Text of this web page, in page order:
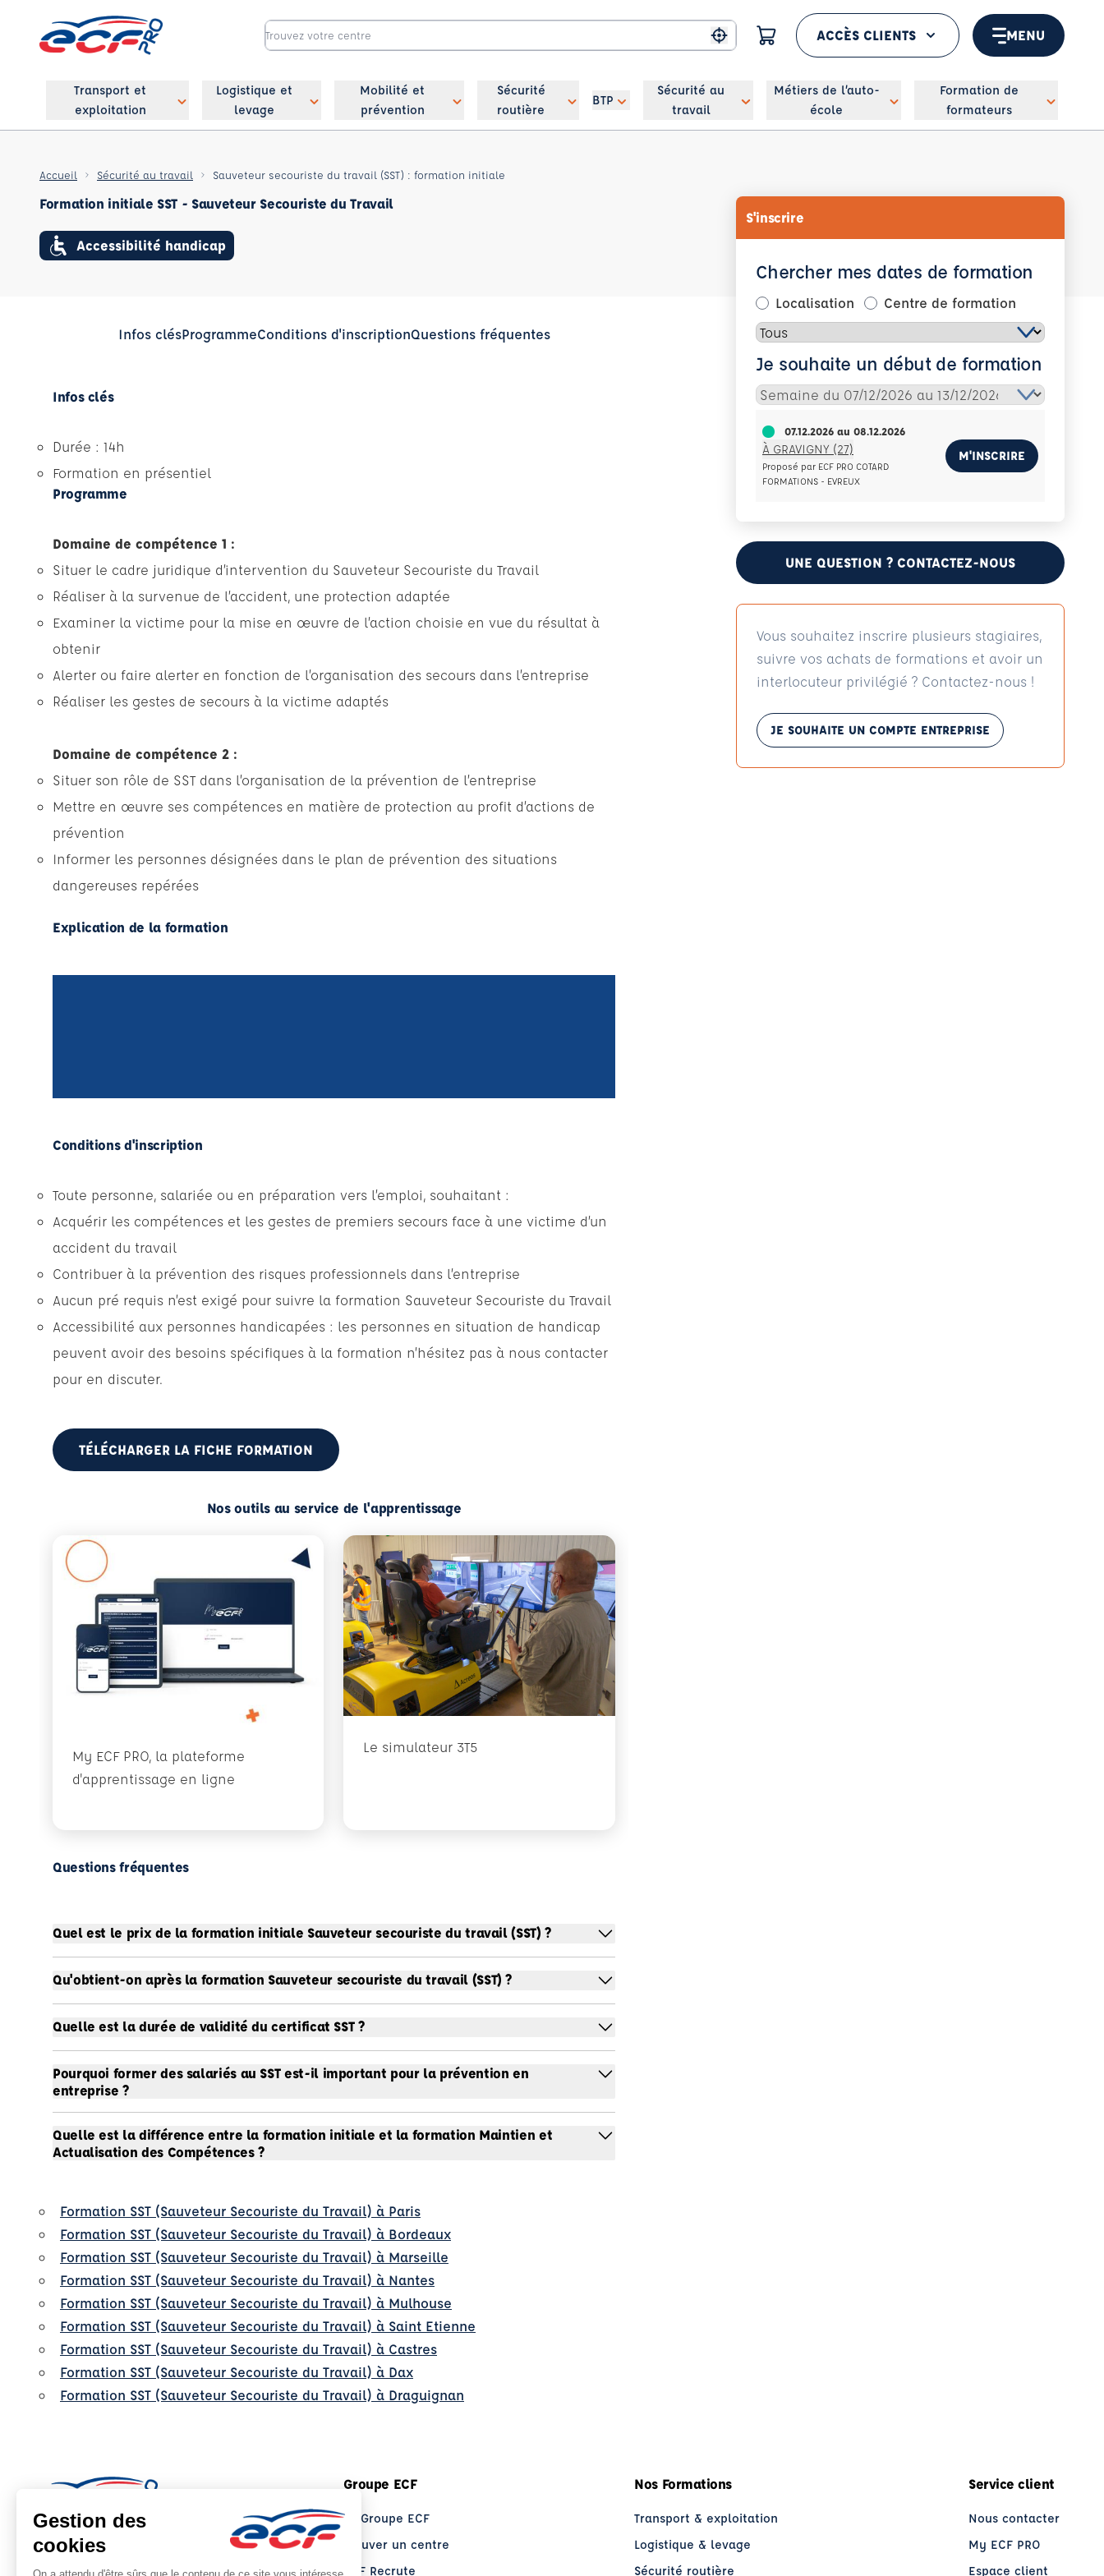
Me géolocaliser
ACCÈS CLIENTS MENU
Transport et
exploitation
Logistique et
levage
Mobilité et
prévention
Sécurité
routière
BTP
Sécurité au
travail
Métiers de l’auto-
école
Formation de
formateurs
Accueil Sécurité au travail Sauveteur secouriste du travail (SST) : formation initiale
Formation initiale SST - Sauveteur Secouriste du Travail
Accessibilité handicap
Infos clésProgrammeConditions d'inscriptionQuestions fréquentes
Infos clés
Durée : 14h
Formation en présentiel
Programme
Domaine de compétence 1 :
Situer le cadre juridique d’intervention du Sauveteur Secouriste du Travail
Réaliser à la survenue de l’accident, une protection adaptée
Examiner la victime pour la mise en œuvre de l’action choisie en vue du résultat à
obtenir
Alerter ou faire alerter en fonction de l’organisation des secours dans l’entreprise
Réaliser les gestes de secours à la victime adaptés
Domaine de compétence 2 :
Situer son rôle de SST dans l’organisation de la prévention de l’entreprise
Mettre en œuvre ses compétences en matière de protection au profit d’actions de
prévention
Informer les personnes désignées dans le plan de prévention des situations
dangereuses repérées
Explication de la formation
Conditions d'inscription
Toute personne, salariée ou en préparation vers l’emploi, souhaitant :
Acquérir les compétences et les gestes de premiers secours face à une victime d’un
accident du travail
Contribuer à la prévention des risques professionnels dans l’entreprise
Aucun pré requis n’est exigé pour suivre la formation Sauveteur Secouriste du Travail
Accessibilité aux personnes handicapées : les personnes en situation de handicap
peuvent avoir des besoins spécifiques à la formation n’hésitez pas à nous contacter
pour en discuter.
TÉLÉCHARGER LA FICHE FORMATION
Nos outils au service de l'apprentissage
My ECF PRO, la plateforme
d'apprentissage en ligne
Le simulateur 3T5
Questions fréquentes
Quel est le prix de la formation initiale Sauveteur secouriste du travail (SST) ?
Qu'obtient-on après la formation Sauveteur secouriste du travail (SST) ?
Quelle est la durée de validité du certificat SST ?
Pourquoi former des salariés au SST est-il important pour la prévention en
entreprise ?
Quelle est la différence entre la formation initiale et la formation Maintien et
Actualisation des Compétences ?
Formation SST (Sauveteur Secouriste du Travail) à Paris
Formation SST (Sauveteur Secouriste du Travail) à Bordeaux
Formation SST (Sauveteur Secouriste du Travail) à Marseille
Formation SST (Sauveteur Secouriste du Travail) à Nantes
Formation SST (Sauveteur Secouriste du Travail) à Mulhouse
Formation SST (Sauveteur Secouriste du Travail) à Saint Etienne
Formation SST (Sauveteur Secouriste du Travail) à Castres
Formation SST (Sauveteur Secouriste du Travail) à Dax
Formation SST (Sauveteur Secouriste du Travail) à Draguignan
S'inscrire
Chercher mes dates de formation
Localisation Centre de formation
Je souhaite un début de formation
07.12.2026 au 08.12.2026
À GRAVIGNY (27)
Proposé par ECF PRO COTARD
FORMATIONS - EVREUX
M'INSCRIRE
UNE QUESTION ? CONTACTEZ-NOUS
Vous souhaitez inscrire plusieurs stagiaires,
suivre vos achats de formations et avoir un
interlocuteur privilégié ? Contactez-nous !
JE SOUHAITE UN COMPTE ENTREPRISE
Groupe ECF
Le Groupe ECF
Trouver un centre
ECF Recrute
Nos Formations
Transport & exploitation
Logistique & levage
Sécurité routière
Service client
Nous contacter
My ECF PRO
Espace client